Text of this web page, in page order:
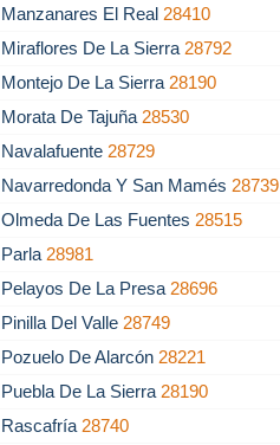
Manzanares El Real 28410
Miraflores De La Sierra 28792
Montejo De La Sierra 28190
Morata De Tajuña 28530
Navalafuente 28729
Navarredonda Y San Mamés 28739
Olmeda De Las Fuentes 28515
Parla 28981
Pelayos De La Presa 28696
Pinilla Del Valle 28749
Pozuelo De Alarcón 28221
Puebla De La Sierra 28190
Rascafría 28740